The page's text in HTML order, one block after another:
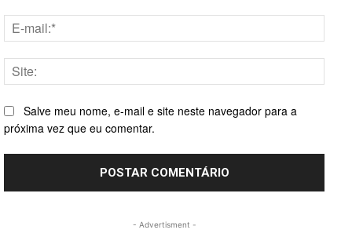
mail:*
Salve meu nome, e-mail e site neste navegador para a
próxima vez que eu comentar.
- Advertisment -